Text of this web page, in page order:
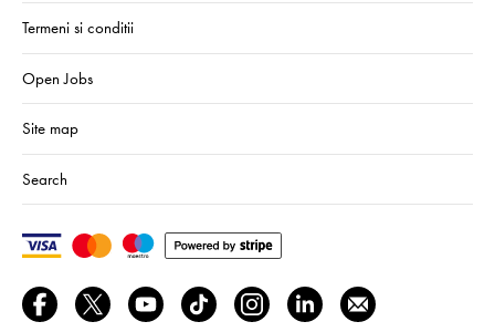
Termeni si conditii
Open Jobs
Site map
Search